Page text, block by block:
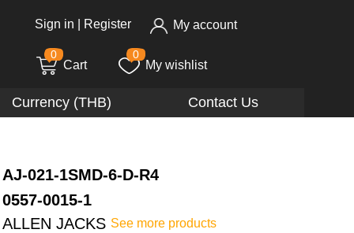
Sign in Register My account
0
Cart
0
My wishlist
Currency (THB) Contact Us
AJ-021-1SMD-6-D-R4
0557-0015-1
ALLEN JACKS See more products